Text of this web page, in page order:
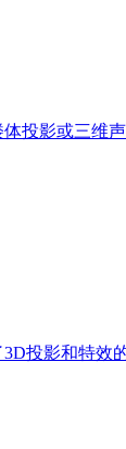
体投影或三维
3D投影和特